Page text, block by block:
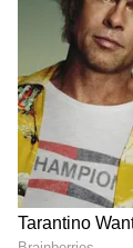
Image Credit : X
BPCL ఏమి
ఈ ప్రచారంపై
పెట్రోల్
ప్రచారం అని